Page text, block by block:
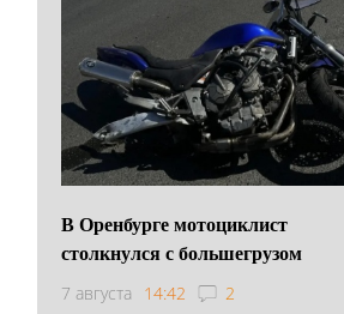
В Оренбурге мотоциклист
столкнулся с большегрузом
7 августа 14:42 2